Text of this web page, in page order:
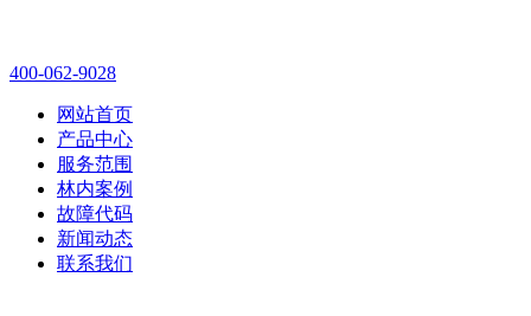
400-062-9028
网站首页
产品中心
服务范围
林内案例
故障代码
新闻动态
联系我们